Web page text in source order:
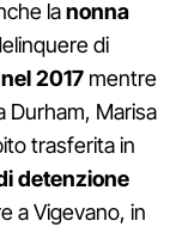
lanonna
di
2017 mentre
Durham, Marisa
trasferita in
detenzione
a Vigevano, in